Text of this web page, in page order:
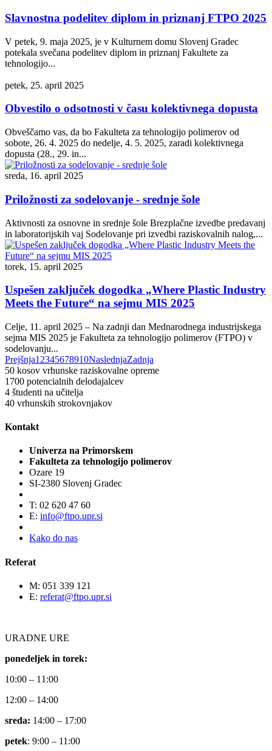
Slavnostna podelitev diplom in priznanj FTPO 2025
V petek, 9. maja 2025, je v Kulturnem domu Slovenj Gradec
potekala svečana podelitev diplom in priznanj Fakultete za
tehnologijo...
petek, 25. april 2025
Obvestilo o odsotnosti v času kolektivnega dopusta
Obveščamo vas, da bo Fakulteta za tehnologijo polimerov od
sobote, 26. 4. 2025 do nedelje, 4. 5. 2025, zaradi kolektivnega
dopusta (28., 29. in...
sreda, 16. april 2025
Priložnosti za sodelovanje - srednje šole
Aktivnosti za osnovne in srednje šole Brezplačne izvedbe predavanj
in laboratorijskih vaj Sodelovanje pri izvedbi raziskovalnih nalog,...
torek, 15. april 2025
Uspešen zaključek dogodka „Where Plastic Industry
Meets the Future“ na sejmu MIS 2025
Celje, 11. april 2025 – Na zadnji dan Mednarodnega industrijskega
sejma MIS 2025 je Fakulteta za tehnologijo polimerov (FTPO) v
sodelovanju...
Prejšnja1 2345678910NaslednjaZadnja
50 kosov vrhunske raziskovalne opreme
1700 potencialnih delodajalcev
4 študenti na učitelja
40 vrhunskih strokovnjakov
Kontakt
Univerza na Primorskem
Fakulteta za tehnologijo polimerov
Ozare 19
SI-2380 Slovenj Gradec
T: 02 620 47 60
E: info@ftpo.upr.si
Kako do nas
Referat
M: 051 339 121
E: referat@ftpo.upr.si
URADNE URE
ponedeljek in torek:
10:00 – 11:00
12:00 – 14:00
sreda: 14:00 – 17:00
petek: 9:00 – 11:00